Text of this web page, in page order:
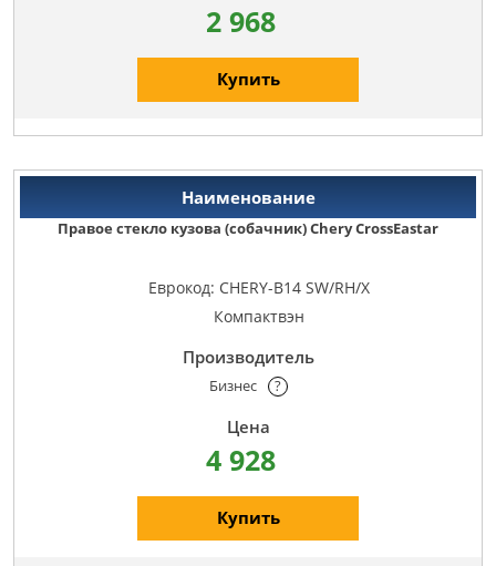
2 968
Купить
Правое стекло кузова (собачник) Chery CrossEastar
Еврокод: CHERY-B14 SW/RH/X
Компактвэн
Бизнес ?
4 928
Купить